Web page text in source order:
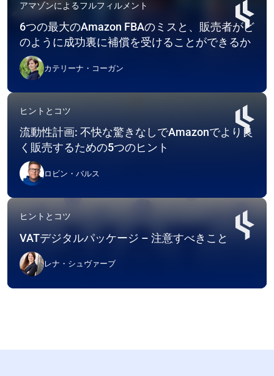
アマゾンによるフルフィルメント
6つの最大のAmazon FBAのミスと、販売者がど
のように成功裏に補償を受けることができるか
カテリーナ・コーガン
ヒントとコツ
流動性計画: 不快な驚きなしでAmazonでより良
く販売するための5つのヒント
ロビン・バルス
ヒントとコツ
VATデジタルパッケージ – 注意すべきこと
レナ・シュヴァーブ